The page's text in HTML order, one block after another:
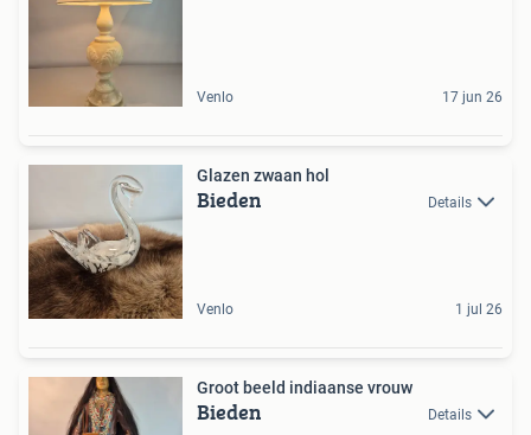
Venlo 17 jun 26
Glazen zwaan hol
Bieden Details
Venlo 1 jul 26
Groot beeld indiaanse vrouw
Bieden Details